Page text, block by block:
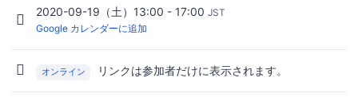
2020-09-19（土）13:00 - 17:00 JST
Google カレンダーに追加
オンライン リンクは参加者だけに表示されます。